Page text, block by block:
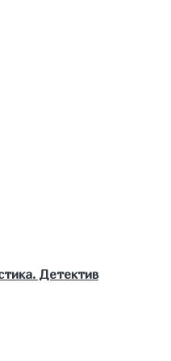
та інші науки
Детектив